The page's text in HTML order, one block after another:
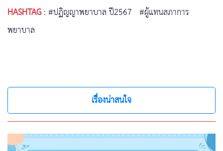
HASHTAG:#ปฏิญญาพยาบาล ปี2567 #ผู้แทนสภาการ
พยาบาล
เรื่องน่าสนใจ